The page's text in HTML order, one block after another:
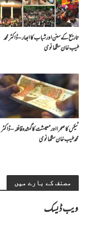
تاریخ کے سنن اور شباب کا ابھار – ڈاکٹر محمد
طیب خان سنگھانوی
ٹیکس کا صحرا اور معیشت کا گمشدہ قافلہ – ڈاکٹر
محمد طیب خان سنگھانوی
مصنف کے بارے میں
ویب ڈیسک